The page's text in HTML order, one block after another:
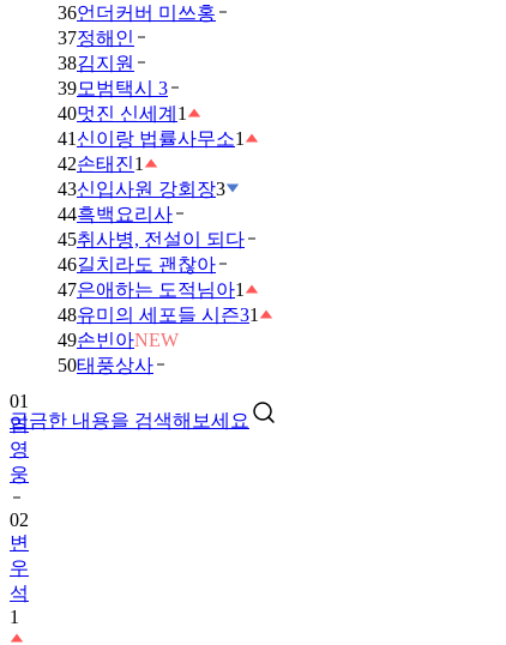
36언더커버 미쓰홍
37정해인
38김지원
39모범택시 3
40멋진 신세계 1
41 신이랑 법률사무소1
42손태진1
43신입사원 강회장3
44흑백요리사
45취사병, 전설이 되다
46길치라도 괜찮아
47은애하는 도적님아1
48유미의 세포들 시즌31
49손빈아NEW
50태풍상사
궁금한 내용을 검색해보세요
영
웅
02
변
우
석
1
03
금